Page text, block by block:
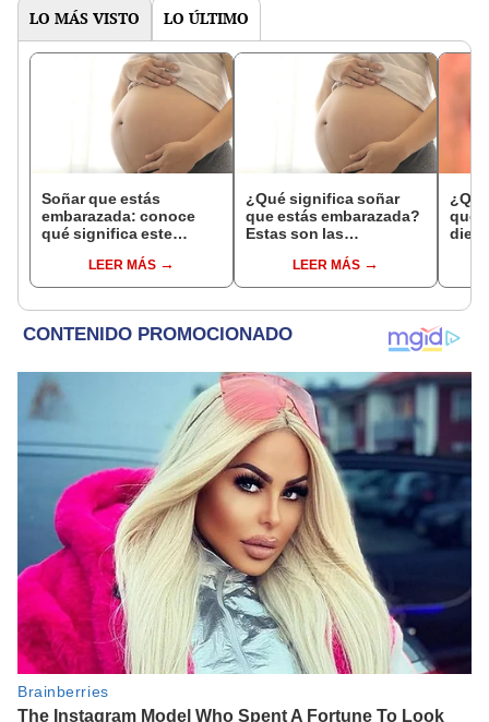
LO MÁS VISTO LO ÚLTIMO
Soñar que estás
embarazada: conoce
qué significa este
LEER MÁS
¿Qué significa soñar
que estás embarazada?
Estas son las
comunesLEER MÁS
que